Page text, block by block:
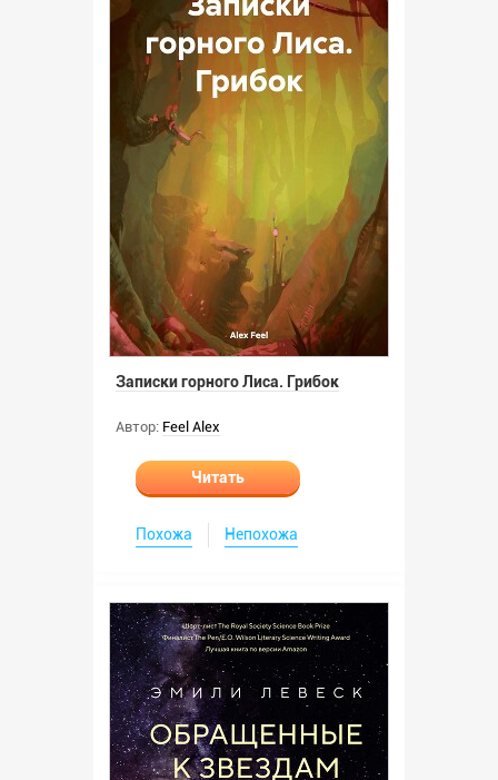
Записки горного Лиса. Грибок
Автор: Feel Alex
Читать
Похожа Непохожа